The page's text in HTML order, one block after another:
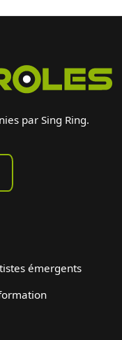
par Sing Ring.
émergents